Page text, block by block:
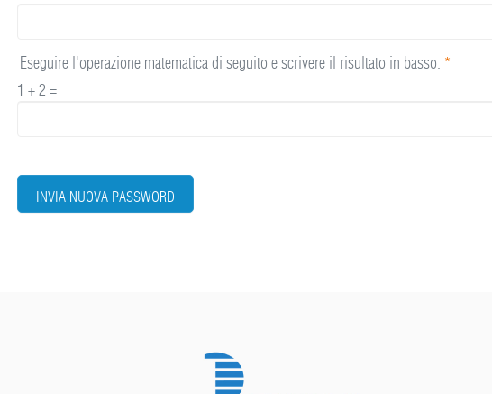
Eseguire l'operazione matematica di seguito e scrivere il risultato in basso. *
1 + 2 =
INVIA NUOVA PASSWORD